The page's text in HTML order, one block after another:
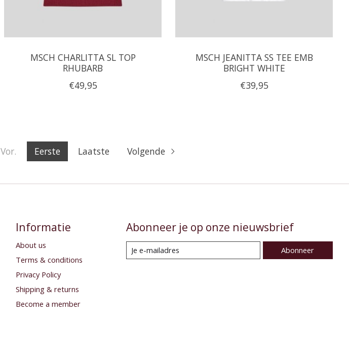
MSCH CHARLITTA SL TOP
RHUBARB
€49,95
MSCH JEANITTA SS TEE EMB
BRIGHT WHITE
€39,95
Vor. Eerste Laatste Volgende
Informatie
About us
Terms & conditions
Privacy Policy
Shipping & returns
Become a member
Abonneer je op onze nieuwsbrief
Abonneer